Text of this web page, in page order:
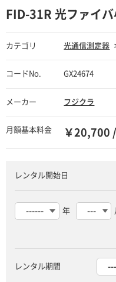
FID-31R 光ファイ
カテゴリ 光通信測定器
コードNo. GX24674
メーカー フジクラ
月額基本料金 ￥20,700 /
レンタル開始日
年
レンタル期間